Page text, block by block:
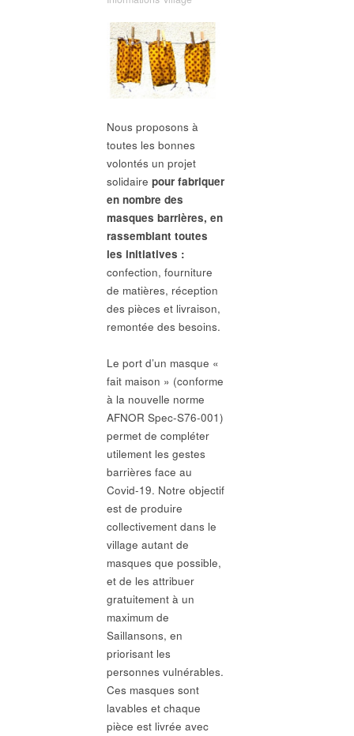
Nous proposons à
toutes les bonnes
volontés un projet
solidaire pour fabriquer
en nombre des
masques barrières, en
rassemblant toutes
les initiatives :
confection, fourniture
de matières, réception
des pièces et livraison,
remontée des besoins.
Le port d’un masque «
fait maison » (conforme
à la nouvelle norme
AFNOR Spec-S76-001)
permet de compléter
utilement les gestes
barrières face au
Covid-19. Notre objectif
est de produire
collectivement dans le
village autant de
masques que possible,
et de les attribuer
gratuitement à un
maximum de
Saillansons, en
priorisant les
personnes vulnérables.
Ces masques sont
lavables et chaque
pièce est livrée avec